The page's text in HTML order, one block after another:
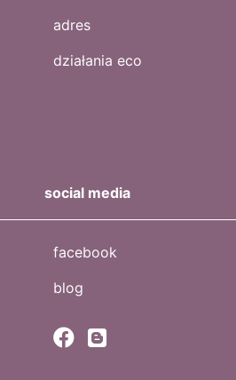
adres
działania eco
social media
facebook
blog